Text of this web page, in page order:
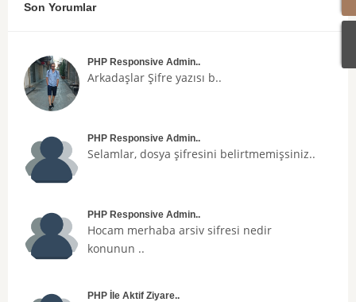
Son Yorumlar
PHP Responsive Admin..
Arkadaşlar Şifre yazısı b..
PHP Responsive Admin..
Selamlar, dosya şifresini belirtmemişsiniz..
PHP Responsive Admin..
Hocam merhaba arsiv sifresi nedir
konunun ..
PHP İle Aktif Ziyare..